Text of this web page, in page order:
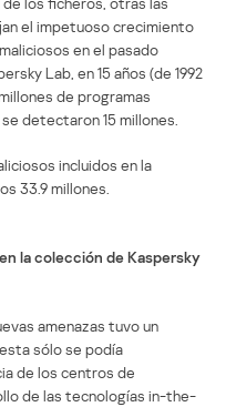
el impetuoso crecimiento
en el pasado
Lab, en 15 años (de 1992
de programas
detectaron 15 millones.
incluidos en la
33.9 millones.
la colección de Kaspersky
amenazas tuvo un
sólo se podía
de los centros de
de las tecnologías in-the-